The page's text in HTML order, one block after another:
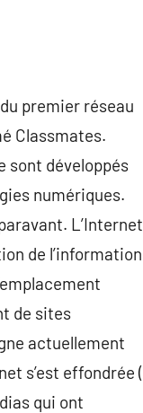
premier réseau
Classmates.
sont développés
numériques.
L’Internet
de l’information
de sites
actuellement
s’est effondrée (
qui ont